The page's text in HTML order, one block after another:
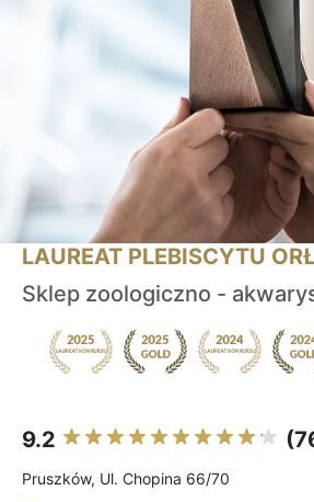
LAUREAT PLEBISCYTU
Sklep zoologiczno -
9.2
Pruszków, Ul. Chopina 66/70